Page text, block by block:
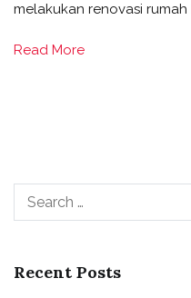
melakukan renovasi
Read More
Search
for:
Recent Posts